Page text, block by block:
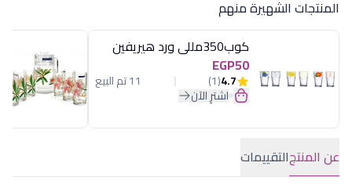
المنتجات الشهيرة منهم
كوب350مللى ورد هيريفين
EGP50
4.7
(1) 11 تم البيع
اشترِ الآن
عن المنتجالتقييمات